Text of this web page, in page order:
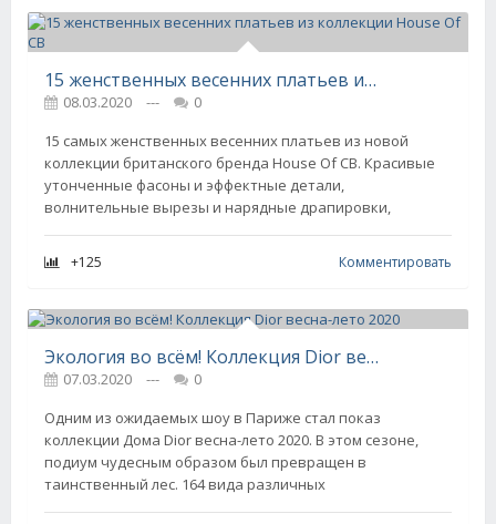
15 женственных весенних платьев из коллекции House Of CB
08.03.2020 ---
0
15 самых женственных весенних платьев из новой
коллекции британского бренда House Of CB. Красивые
утонченные фасоны и эффектные детали,
волнительные вырезы и нарядные драпировки,
+125 Комментировать
Экология во всём! Коллекция Dior весна-лето 2020
07.03.2020 ---
0
Одним из ожидаемых шоу в Париже стал показ
коллекции Дома Dior весна-лето 2020. В этом сезоне,
подиум чудесным образом был превращен в
таинственный лес. 164 вида различных